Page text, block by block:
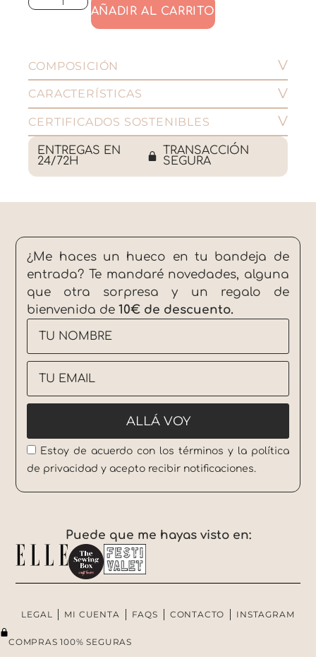
AÑADIR AL CARRITO
COMPOSICIÓN
CARACTERÍSTICAS
CERTIFICADOS SOSTENIBLES
ENTREGAS EN
24/72H
TRANSACCIÓN
SEGURA
¿Me haces un hueco en tu bandeja de
entrada? Te mandaré novedades, alguna
que otra sorpresa y un regalo de
bienvenida de10€ de descuento.
Estoy de acuerdo con los términos y la política
de privacidad y acepto recibir notificaciones.
Puede que me hayas visto en:
LEGAL MI CUENTA FAQS CONTACTO INSTAGRAM
COMPRAS 100% SEGURAS